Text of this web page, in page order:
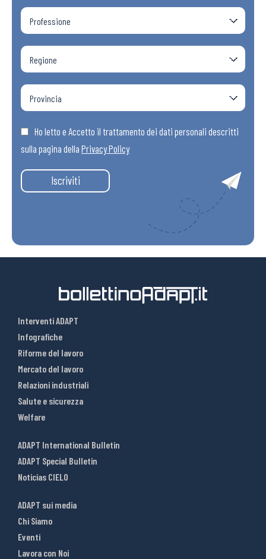
Ho letto e Accetto il trattamento dei dati personali descritti
sulla pagina della Privacy Policy
Iscriviti
Interventi ADAPT
Infografiche
Riforme del lavoro
Mercato del lavoro
Relazioni industriali
Salute e sicurezza
Welfare
ADAPT International Bulletin
ADAPT Special Bulletin
Noticias CIELO
ADAPT sui media
Chi Siamo
Eventi
Lavora con Noi